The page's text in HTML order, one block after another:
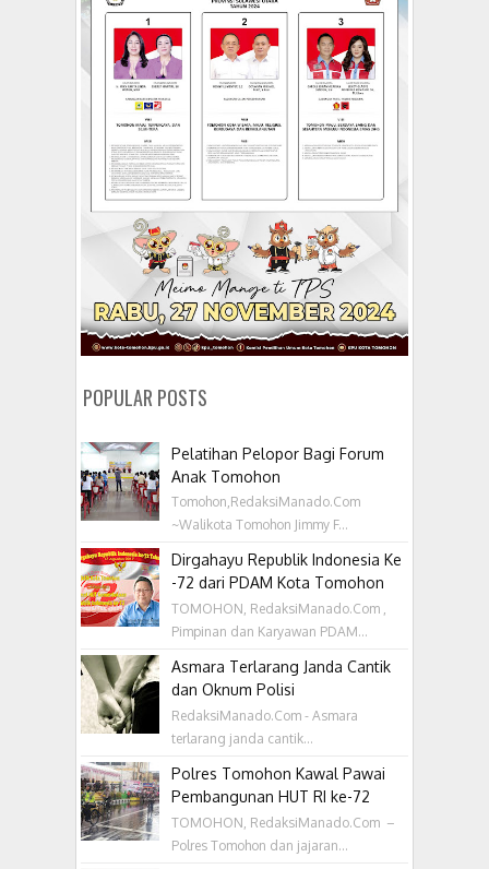
POPULAR POSTS
Pelatihan Pelopor Bagi Forum
Anak Tomohon
Tomohon,RedaksiManado.Com
~Walikota Tomohon Jimmy F...
Dirgahayu Republik Indonesia Ke
-72 dari PDAM Kota Tomohon
TOMOHON, RedaksiManado.Com ,
Pimpinan dan Karyawan PDAM...
Asmara Terlarang Janda Cantik
dan Oknum Polisi
RedaksiManado.Com - Asmara
terlarang janda cantik...
Polres Tomohon Kawal Pawai
Pembangunan HUT RI ke-72
TOMOHON, RedaksiManado.Com –
Polres Tomohon dan jajaran...